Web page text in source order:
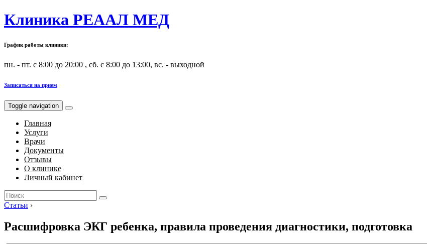
Клиника РЕААЛ МЕД
График работы клиники:
пн. - пт. с 8:00 до 20:00 , сб. с 8:00 до 13:00, вс. - выходной
Записаться на прием
Toggle navigation
Главная
Услуги
Врачи
Документы
Отзывы
О клинике
Личный кабинет
Search
for:
Статьи ›
Расшифровка ЭКГ ребенка, правила проведения диагностики, подготовка